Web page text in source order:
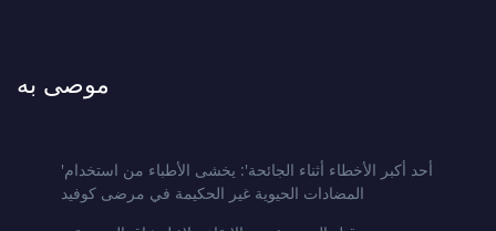
موصى به
'أحد أكبر الأخطاء أثناء الجائحة': يخشى الأطباء من استخدام
المضادات الحيوية غير الحكيمة في مرضى كوفيد